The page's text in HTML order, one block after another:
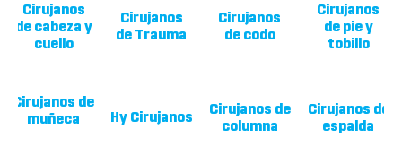
Cirujanos
de cabeza y
cuello
Cirujanos
de Trauma
Cirujanos
de codo
Cirujanos
de pie y
tobillo
Cirujanos de
muñeca
Hy Cirujanos
Cirujanos de
columna
Cirujanos de
espalda